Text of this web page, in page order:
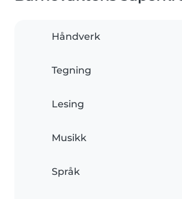
Håndverk
Tegning
Lesing
Musikk
Språk